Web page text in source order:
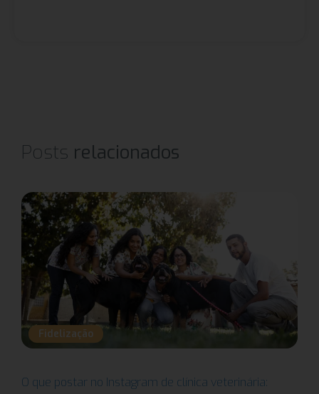
Posts relacionados
Fidelização
O que postar no Instagram de clínica veterinária: